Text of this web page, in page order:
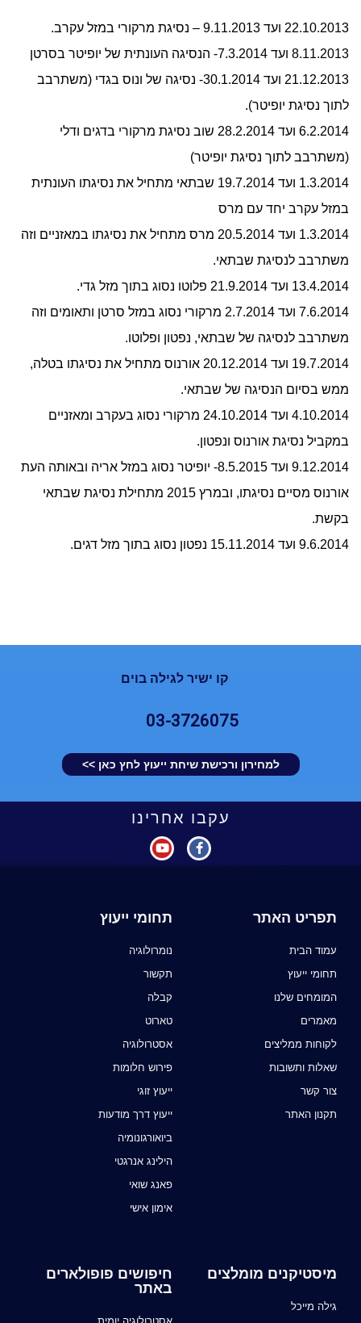
22.10.2013 ועד 9.11.2013 – נסיגת מרקורי במזל עקרב.
8.11.2013 ועד 7.3.2014- הנסיגה העונתית של יופיטר בסרטן
21.12.2013 ועד 30.1.2014- נסיגה של ונוס בגדי (משתרבב
לתוך נסיגת יופיטר).
6.2.2014 ועד 28.2.2014 שוב נסיגת מרקורי בדגים ודלי
(משתרבב לתוך נסיגת יופיטר)
1.3.2014 ועד 19.7.2014 שבתאי מתחיל את נסיגתו העונתית
במזל עקרב יחד עם מרס
1.3.2014 ועד 20.5.2014 מרס מתחיל את נסיגתו במאזניים וזה
משתרבב לנסיגת שבתאי.
13.4.2014 ועד 21.9.2014 פלוטו נסוג בתוך מזל גדי.
7.6.2014 ועד 2.7.2014 מרקורי נסוג במזל סרטן ותאומים וזה
משתרבב לנסיגה של שבתאי, נפטון ופלוטו.
19.7.2014 ועד 20.12.2014 אורנוס מתחיל את נסיגתו בטלה,
ממש בסיום הנסיגה של שבתאי.
4.10.2014 ועד 24.10.2014 מרקורי נסוג בעקרב ומאזניים
במקביל נסיגת אורנוס ונפטון.
9.12.2014 ועד 8.5.2015- יופיטר נסוג במזל אריה ובאותה העת
אורנוס מסיים נסיגתו, ובמרץ 2015 מתחילת נסיגת שבתאי
בקשת.
9.6.2014 ועד 15.11.2014 נפטון נסוג בתוך מזל דגים.
קו ישיר לגילה בוים
03-3726075
למחירון ורכישת שיחת ייעוץ לחץ כאן >>
עקבו אחרינו
תפריט האתר
עמוד הבית
תחומי ייעוץ
המומחים שלנו
מאמרים
לקוחות ממליצים
שאלות ותשובות
צור קשר
תקנון האתר
תחומי ייעוץ
נומרולוגיה
תקשור
קבלה
טארוט
אסטרולוגיה
פירוש חלומות
ייעוץ זוגי
ייעוץ דרך מודעות
ביואורגונומיה
הילינג אנרגטי
פאנג שואי
אימון אישי
מיסטיקנים מומלצים
גילה מייכל
חיפושים פופולארים
באתר